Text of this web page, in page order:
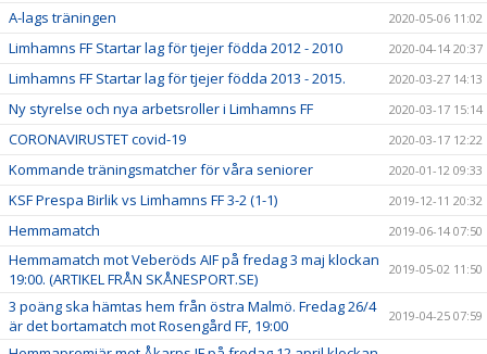
A-lags träningen 2020-05-06 11:02
Limhamns FF Startar lag för tjejer födda 2012 - 2010 2020-04-14 20:37
Limhamns FF Startar lag för tjejer födda 2013 - 2015. 2020-03-27 14:13
Ny styrelse och nya arbetsroller i Limhamns FF 2020-03-17 15:14
CORONAVIRUSTET covid-19 2020-03-17 12:22
Kommande träningsmatcher för våra seniorer 2020-01-12 09:33
KSF Prespa Birlik vs Limhamns FF 3-2 (1-1) 2019-12-11 20:32
Hemmamatch 2019-06-14 07:50
Hemmamatch mot Veberöds AIF på fredag 3 maj klockan
19:00. (ARTIKEL FRÅN SKÅNESPORT.SE)
2019-05-02 11:50
3 poäng ska hämtas hem från östra Malmö. Fredag 26/4
är det bortamatch mot Rosengård FF, 19:00
2019-04-25 07:59